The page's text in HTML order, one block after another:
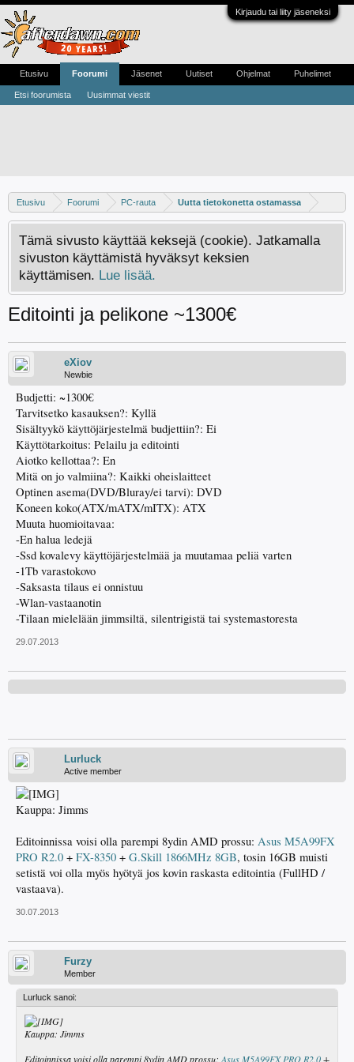
Kirjaudu tai liity jäseneksi
Etusivu Foorumi PC-rauta Uutta tietokonetta ostamassa
Tämä sivusto käyttää keksejä (cookie). Jatkamalla
sivuston käyttämistä hyväksyt keksien
käyttämisen. Lue lisää.
Editointi ja pelikone ~1300€
eXiov
Newbie
Budjetti: ~1300€
Tarvitsetko kasauksen?: Kyllä
Sisältyykö käyttöjärjestelmä budjettiin?: Ei
Käyttötarkoitus: Pelailu ja editointi
Aiotko kellottaa?: En
Mitä on jo valmiina?: Kaikki oheislaitteet
Optinen asema(DVD/Bluray/ei tarvi): DVD
Koneen koko(ATX/mATX/mITX): ATX
Muuta huomioitavaa:
-En halua ledejä
-Ssd kovalevy käyttöjärjestelmää ja muutamaa peliä varten
-1Tb varastokovo
-Saksasta tilaus ei onnistuu
-Wlan-vastaanotin
-Tilaan mielelään jimmsiltä, silentrigistä tai systemastoresta
29.07.2013
Lurluck
Active member
Kauppa: Jimms
Editoinnissa voisi olla parempi 8ydin AMD prossu: Asus M5A99FX
PRO R2.0 + FX-8350 + G.Skill 1866MHz 8GB, tosin 16GB muisti
setistä voi olla myös hyötyä jos kovin raskasta editointia (FullHD /
vastaava).
30.07.2013
Furzy
Member
Lurluck sanoi:
Kauppa: Jimms
Editoinnissa voisi olla parempi 8ydin AMD prossu: Asus M5A99FX PRO R2.0+
Etusivu Foorumi
Etsi foorumista Uusimmat viestit
Jäsenet Uutiset Ohjelmat Puhelimet